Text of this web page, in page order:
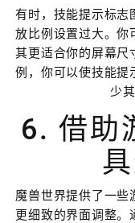
有时，技能提示标志
放比例设置过大。你
其更适合你的屏幕尺
例，你可以使技能提
少
6. 借助
魔兽世界提供了一些
更细致的界面调整。